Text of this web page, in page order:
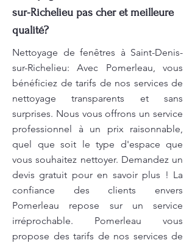
sur-Richelieu pas cher et meilleure
qualité?
Nettoyage de fenêtres à Saint-Denis-
sur-Richelieu: Avec Pomerleau, vous
bénéficiez de tarifs de nos services de
nettoyage transparents et sans
surprises. Nous vous offrons un service
professionnel à un prix raisonnable,
quel que soit le type d'espace que
vous souhaitez nettoyer. Demandez un
devis gratuit pour en savoir plus ! La
confiance des clients envers
Pomerleau repose sur un service
irréprochable. Pomerleau vous
propose des tarifs de nos services de